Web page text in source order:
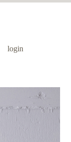
login